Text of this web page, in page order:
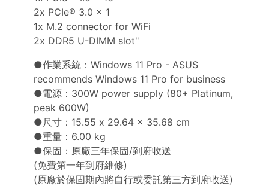
2x PCIe® 3.0 x 1
1x M.2 connector for WiFi
2x DDR5 U-DIMM slot"
●作業系統：Windows 11 Pro - ASUS
recommends Windows 11 Pro for business
●電源：300W power supply (80+ Platinum,
peak 600W)
●尺寸：15.55 x 29.64 x 35.68 cm
●重量：6.00 kg
●保固：原廠三年保固/到府收送
(免費第一年到府維修)
(原廠於保固期內將自行或委託第三方到府收送)